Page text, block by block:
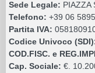
Sede Legale: PIAZZA
Telefono: +39 06
Partita IVA:
Codice Univoco
COD.FISC. e
Cap. Sociale: €.